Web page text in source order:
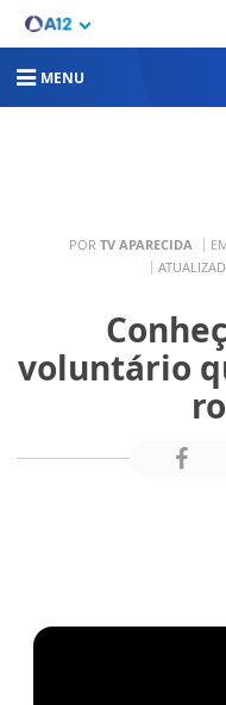
MENU
POR TV APARECIDA
voluntário